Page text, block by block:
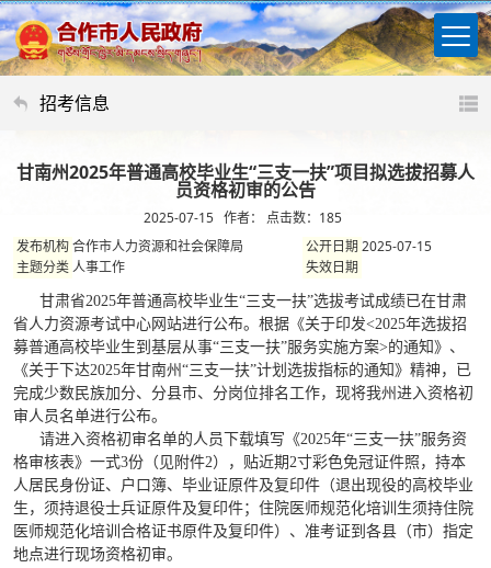
招考信息
甘南州2025年普通高校毕业生“三支一扶”项目拟选拔招募人
员资格初审的公告
2025-07-15 作者： 点击数： 185
发布机构 合作市人力资源和社会保障局 公开日期 2025-07-15
主题分类 人事工作 失效日期
甘肃省2025年普通高校毕业生“三支一扶”选拔考试成绩已在甘肃
省人力资源考试中心网站进行公布。根据《关于印发<2025年选拔招
募普通高校毕业生到基层从事“三支一扶”服务实施方案>的通知》、
《关于下达2025年甘南州“三支一扶”计划选拔指标的通知》精神，已
完成少数民族加分、分县市、分岗位排名工作，现将我州进入资格初
审人员名单进行公布。
请进入资格初审名单的人员下载填写《2025年“三支一扶”服务资
格审核表》一式3份（见附件2），贴近期2寸彩色免冠证件照，持本
人居民身份证、户口簿、毕业证原件及复印件（退出现役的高校毕业
生，须持退役士兵证原件及复印件；住院医师规范化培训生须持住院
医师规范化培训合格证书原件及复印件）、准考证到各县（市）指定
地点进行现场资格初审。